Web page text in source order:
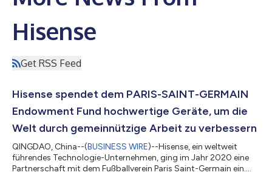
Hisense
Get RSS Feed
Hisense spendet dem PARIS-SAINT-GERMAIN
Endowment Fund hochwertige Geräte, um die
Welt durch gemeinnützige Arbeit zu verbessern
QINGDAO, China--(BUSINESS WIRE)--Hisense, ein weltweit
führendes Technologie-Unternehmen, ging im Jahr 2020 eine
Partnerschaft mit dem Fußballverein Paris Saint-Germain ein.